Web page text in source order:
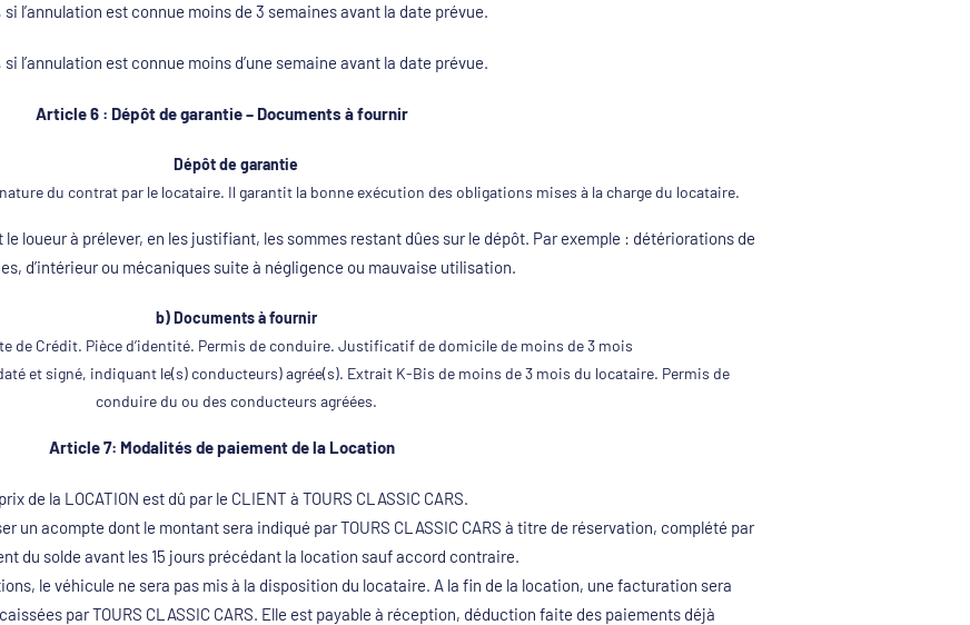
si l’annulation est connue moins de 3 semaines avant la date prévue.
si l’annulation est connue moins d’une semaine avant la date prévue.
Article 6 : Dépôt de garantie – Documents à fournir
Dépôt de garantie
du contrat par le locataire. Il garantit la bonne exécution des obligations mises à la charge du locataire.
loueur à prélever, en les justifiant, les sommes restant dûes sur le dépôt. Par exemple : détériorations de
d’intérieur ou mécaniques suite à négligence ou mauvaise utilisation.
b) Documents à fournir
de Crédit. Pièce d’identité. Permis de conduire. Justificatif de domicile de moins de 3 mois
et signé, indiquant le(s) conducteurs) agrée(s). Extrait K-Bis de moins de 3 mois du locataire. Permis de
conduire du ou des conducteurs agréées.
Article 7: Modalités de paiement de la Location
de la LOCATION est dû par le CLIENT à TOURS CLASSIC CARS.
un acompte dont le montant sera indiqué par TOURS CLASSIC CARS à titre de réservation, complété par
du solde avant les 15 jours précédant la location sauf accord contraire.
le véhicule ne sera pas mis à la disposition du locataire. A la fin de la location, une facturation sera
par TOURS CLASSIC CARS. Elle est payable à réception, déduction faite des paiements déjà